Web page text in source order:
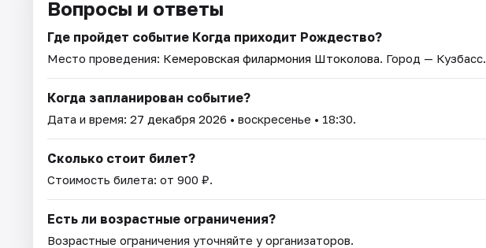
Вопросы и ответы
Где пройдет событие Когда приходит Рождество?
Место проведения: Кемеровская филармония Штоколова. Город — Кузбасс.
Когда запланирован событие?
Дата и время: 27 декабря 2026 • воскресенье • 18:30.
Сколько стоит билет?
Стоимость билета: от 900 ₽.
Есть ли возрастные ограничения?
Возрастные ограничения уточняйте у организаторов.